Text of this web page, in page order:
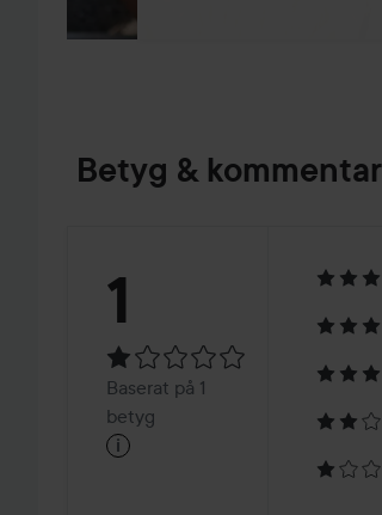
Betyg &
Betyg:
1Baserat
på
1
Baserat på 1
betyg
i